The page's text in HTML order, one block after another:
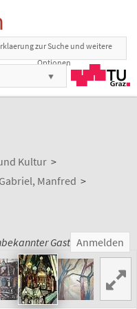
zur Suche und weitere
Optionen
Kultur >
Gabriel, Manfred >
Gast Anmelden